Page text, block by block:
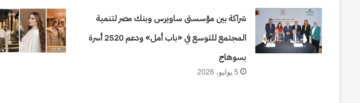
شراكة بين مؤسستى ساويرس وبنك مصر لتنمية
المجتمع للتوسع في «باب أمل» ودعم 2520 أسرة
بسوهاج
5 يوليو، 2026